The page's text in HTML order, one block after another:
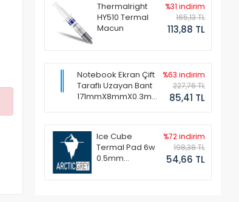
Thermalright
HY510 Termal
Macun
%31 indirim
165,13 TL
113,88 TL
Notebook Ekran Çift
Taraflı Uzayan Bant
171mmX8mmX0.3mm
%63 indirim
227,76 TL
85,41 TL
Ice Cube
Termal Pad 6w
0.5mm
%72 indirim
198,38 TL
54,66 TL